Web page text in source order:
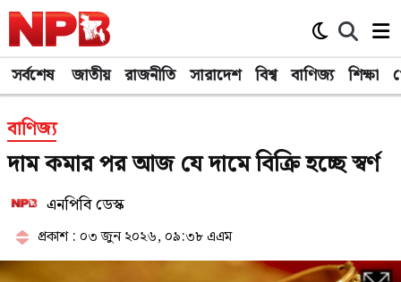
সর্বশেষ জাতীয় রাজনীতি সারাদেশ বিশ্ব বাণিজ্য শিক্ষা
বাণিজ্য
দাম কমার পর আজ যে দামে বিক্রি হচ্ছে স্বর্ণ
এনপিবি ডেস্ক
প্রকাশ : ০৩ জুন ২০২৬, ০৯:৩৮ এএম